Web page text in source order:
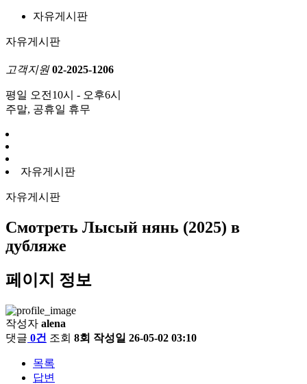
자유게시판
자유게시판
고객지원 02-2025-1206
평일 오전10시 - 오후6시
주말, 공휴일 휴무
자유게시판
자유게시판
Смотреть Лысый нянь (2025) в
дубляже
페이지 정보
작성자 alena
댓글 0건 조회 8회 작성일 26-05-02 03:10
목록
답변